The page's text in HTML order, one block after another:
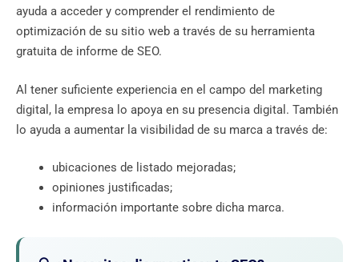
ayuda a acceder y comprender el rendimiento de
optimización de su sitio web a través de su herramienta
gratuita de informe de SEO.
Al tener suficiente experiencia en el campo del marketing
digital, la empresa lo apoya en su presencia digital. También
lo ayuda a aumentar la visibilidad de su marca a través de:
ubicaciones de listado mejoradas;
opiniones justificadas;
información importante sobre dicha marca.